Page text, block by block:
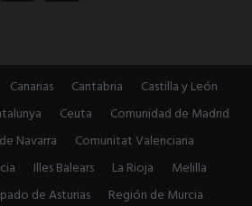
Canarias Cantabria
Castilla y León
Ceuta
Comunidad de Madrid
Navarra
Comunitat Valenciana
Illes Balears La Rioja
Melilla
de Asturias Región de Murcia